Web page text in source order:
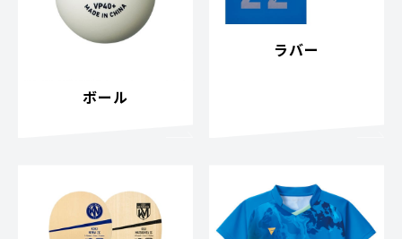
ボール
ラバー